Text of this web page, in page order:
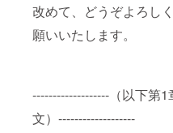
改めて、どうぞよろし
願いいたします。
-------------------（以下第1
文）-------------------